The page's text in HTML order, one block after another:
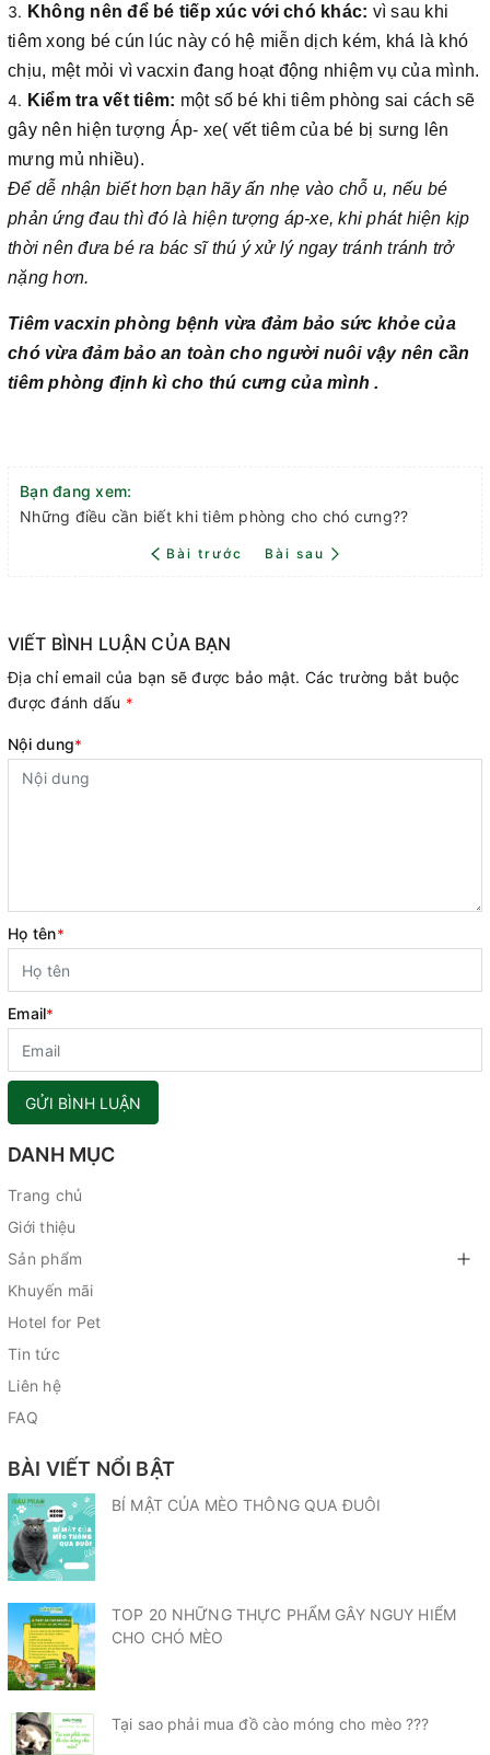
Không nên để bé tiếp xúc với chó khác: vì sau khi
tiêm xong bé cún lúc này có hệ miễn dịch kém, khá là khó
chịu, mệt mỏi vì vacxin đang hoạt động nhiệm vụ của mình.
Kiểm tra vết tiêm: một số bé khi tiêm phòng sai cách sẽ
gây nên hiện tượng Áp- xe( vết tiêm của bé bị sưng lên
mưng mủ nhiều).
Để dễ nhận biết hơn bạn hãy ấn nhẹ vào chỗ u, nếu bé
phản ứng đau thì đó là hiện tượng áp-xe, khi phát hiện kịp
thời nên đưa bé ra bác sĩ thú ý xử lý ngay tránh tránh trở
nặng hơn.
Tiêm vacxin phòng bệnh vừa đảm bảo sức khỏe của
chó vừa đảm bảo an toàn cho người nuôi vậy nên cần
tiêm phòng định kì cho thú cưng của mình .
Bạn đang xem:
Những điều cần biết khi tiêm phòng cho chó cưng??
Bài trước Bài sau
VIẾT BÌNH LUẬN CỦA BẠN
Địa chỉ email của bạn sẽ được bảo mật. Các trường bắt buộc
được đánh dấu *
Nội dung*
Họ tên*
Email*
GỬI BÌNH LUẬN
DANH MỤC
Trang chủ
Giới thiệu
Sản phẩm
Khuyến mãi
Hotel for Pet
Tin tức
Liên hệ
FAQ
BÀI VIẾT NỔI BẬT
BÍ MẬT CỦA MÈO THÔNG QUA ĐUÔI
TOP 20 NHỮNG THỰC PHẨM GÂY NGUY HIỂM
CHO CHÓ MÈO
Tại sao phải mua đồ cào móng cho mèo ???